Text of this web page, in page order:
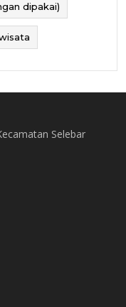
dipakai)
Selebar